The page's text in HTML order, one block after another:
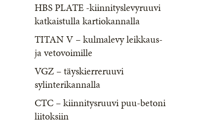
HBS PLATE -kiinnityslevyruuvi
katkaistulla kartiokannalla
TITAN V – kulmalevy leikkaus-
ja vetovoimille
VGZ – täyskierreruuvi
sylinterikannalla
CTC – kiinnitysruuvi puu-betoni
liitoksiin